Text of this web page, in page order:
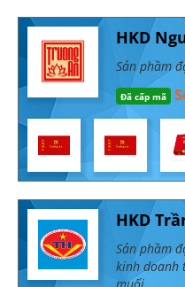
HKD
Sản phầm
Đã cấp mã
HKD
Sản phầm
kinh doanh